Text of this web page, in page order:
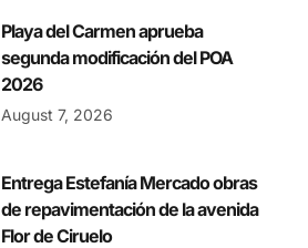
Playa del Carmen aprueba
segunda modificación del POA
2026
August 7, 2026
Entrega Estefanía Mercado obras
de repavimentación de la avenida
Flor de Ciruelo